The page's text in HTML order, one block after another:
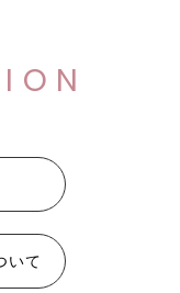
いて